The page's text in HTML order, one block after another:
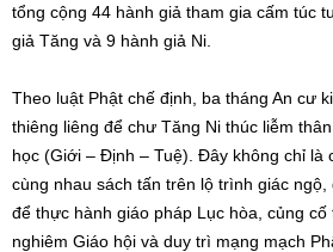
tổng cộng 44 hành giả tham gia cấm túc
giả Tăng và 9 hành giả Ni.
Theo luật Phật chế định, ba tháng An cư
thiêng liêng để chư Tăng Ni thúc liễm
học (Giới – Định – Tuệ). Đây không chỉ là
cùng nhau sách tấn trên lộ trình giác
để thực hành giáo pháp Lục hòa, củng
nghiêm Giáo hội và duy trì mạng mạch